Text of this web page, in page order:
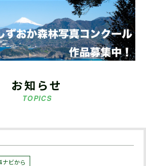
お知らせ
TOPICS
ナビから